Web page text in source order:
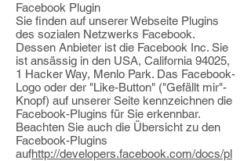
Facebook Plugin
Sie finden auf unserer Webseite Plugins
des sozialen Netzwerks Facebook.
Dessen Anbieter ist die Facebook Inc. Sie
ist ansässig in den USA, California 94025,
1 Hacker Way, Menlo Park. Das Facebook-
Logo oder der "Like-Button" ("Gefällt mir"-
Knopf) auf unserer Seite kennzeichnen die
Facebook-Plugins für Sie erkennbar.
Beachten Sie auch die Übersicht zu den
Facebook-Plugins
aufhttp://developers.facebook.com/docs/pl